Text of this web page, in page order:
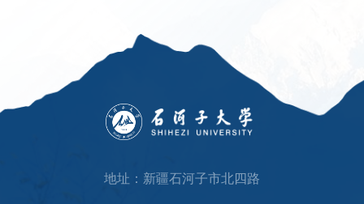
地址：新疆石河子市北四路